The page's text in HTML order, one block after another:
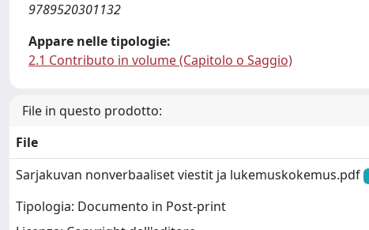
9789520301132
Appare nelle tipologie:
2.1 Contributo in volume (Capitolo o Saggio)
File in questo prodotto:
File
Sarjakuvan nonverbaaliset viestit ja lukemuskokemus.pdf
Tipologia: Documento in Post-print